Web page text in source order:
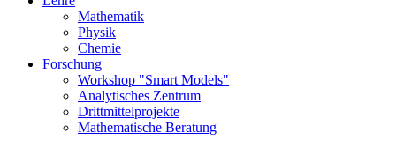
Mathematik
Physik
Chemie
Forschung
Workshop "Smart Models"
Analytisches Zentrum
Drittmittelprojekte
Mathematische Beratung